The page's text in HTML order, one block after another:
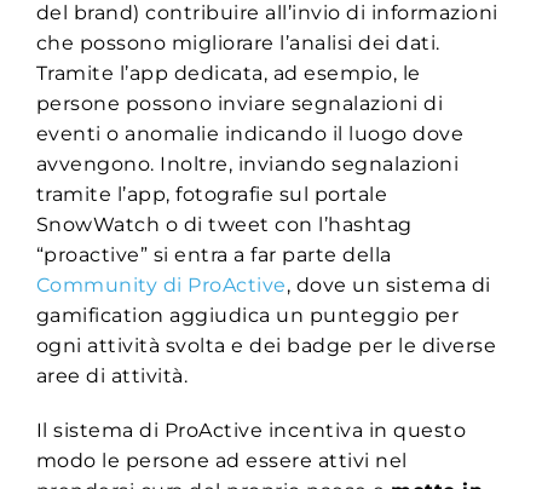
del brand) contribuire all’invio di informazioni
che possono migliorare l’analisi dei dati.
Tramite l’app dedicata, ad esempio, le
persone possono inviare segnalazioni di
eventi o anomalie indicando il luogo dove
avvengono. Inoltre, inviando segnalazioni
tramite l’app, fotografie sul portale
SnowWatch o di tweet con l’hashtag
“proactive” si entra a far parte della
Community di ProActive, dove un sistema di
gamification aggiudica un punteggio per
ogni attività svolta e dei badge per le diverse
aree di attività.
Il sistema di ProActive incentiva in questo
modo le persone ad essere attivi nel